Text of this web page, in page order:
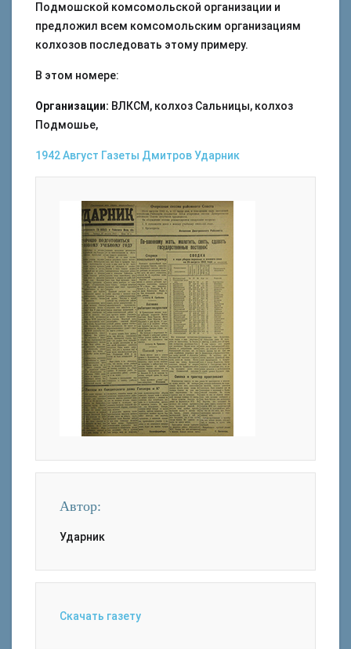
Подмошской комсомольской организации и
предложил всем комсомольским организациям
колхозов последовать этому примеру.
В этом номере:
Организации: ВЛКСМ, колхоз Сальницы, колхоз
Подмошье,
1942Август Газеты ДмитровУдарник
Автор:
Ударник
Скачать газету